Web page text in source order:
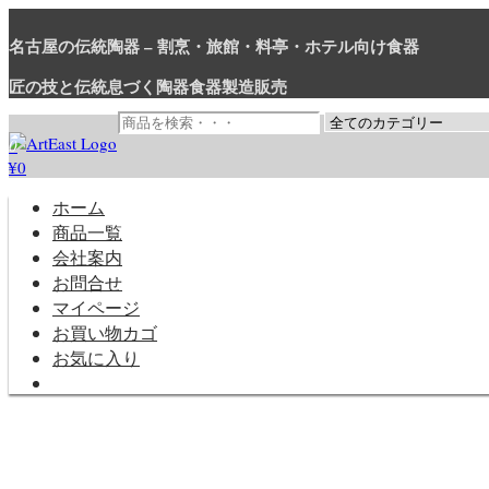
ン
ン
ツ
に
ス
キ
ッ
名古屋の伝統陶器 – 割烹・旅館・料亭・ホテル向け食器
匠の技と伝統息づく陶器食器製造販売
和食器・洋食器通販｜割烹・旅館・料亭・ホテル等業務用卸販売
業務用から個人用まで、おしゃれでかわいい和食器・洋食器はま
0
¥0
ホーム
商品一覧
会社案内
お問合せ
マイページ
お買い物カゴ
お気に入り